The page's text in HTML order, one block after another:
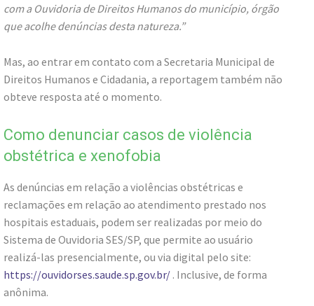
com a Ouvidoria de Direitos Humanos do município, órgão
que acolhe denúncias desta natureza.”
Mas, ao entrar em contato com a Secretaria Municipal de
Direitos Humanos e Cidadania, a reportagem também não
obteve resposta até o momento.
Como denunciar casos de violência
obstétrica e xenofobia
As denúncias em relação a violências obstétricas e
reclamações em relação ao atendimento prestado nos
hospitais estaduais, podem ser realizadas por meio do
Sistema de Ouvidoria SES/SP, que permite ao usuário
realizá-las presencialmente, ou via digital pelo site:
https://ouvidorses.saude.sp.gov.br/ . Inclusive, de forma
anônima.